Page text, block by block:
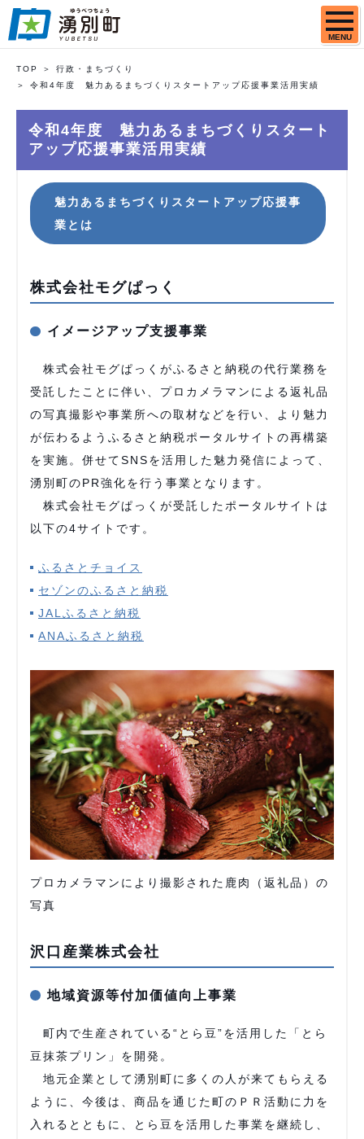
MENU
TOP
行政・まちづくり
令和4年度 魅力あるまちづくりスタートアップ応援事業活用実績
令和4年度 魅力あるまちづくりスタート
アップ応援事業活用実績
魅力あるまちづくりスタートアップ応援事
業とは
株式会社モグぱっく
イメージアップ支援事業
株式会社モグぱっくがふるさと納税の代行業務を
受託したことに伴い、プロカメラマンによる返礼品
の写真撮影や事業所への取材などを行い、より魅力
が伝わるようふるさと納税ポータルサイトの再構築
を実施。併せてSNSを活用した魅力発信によって、
湧別町のPR強化を行う事業となります。
株式会社モグぱっくが受託したポータルサイトは
以下の4サイトです。
ふるさとチョイス
セゾンのふるさと納税
JALふるさと納税
ANAふるさと納税
プロカメラマンにより撮影された鹿肉（返礼品）の
写真
沢口産業株式会社
地域資源等付加価値向上事業
町内で生産されている“とら豆”を活用した「とら
豆抹茶プリン」を開発。
地元企業として湧別町に多くの人が来てもらえる
ように、今後は、商品を通じた町のＰＲ活動に力を
入れるとともに、とら豆を活用した事業を継続し、